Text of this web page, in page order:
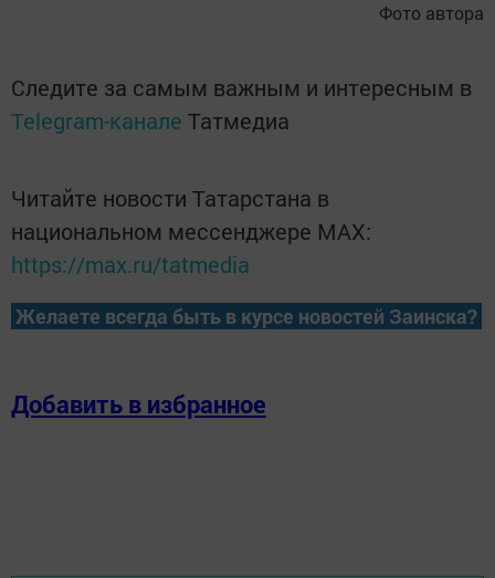
Фото автора
Следите за самым важным и интересным в
Telegram-канале Татмедиа
Читайте новости Татарстана в
национальном мессенджере MАХ:
https://max.ru/tatmedia
Желаете всегда быть в курсе новостей Заинска?
Добавить в избранное